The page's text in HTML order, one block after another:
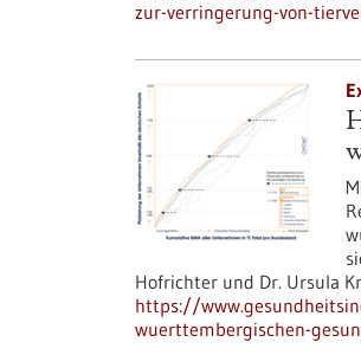
zur-verringerung-von-
Hofrichter und Dr. Ursula
https://
wuerttembergischen-